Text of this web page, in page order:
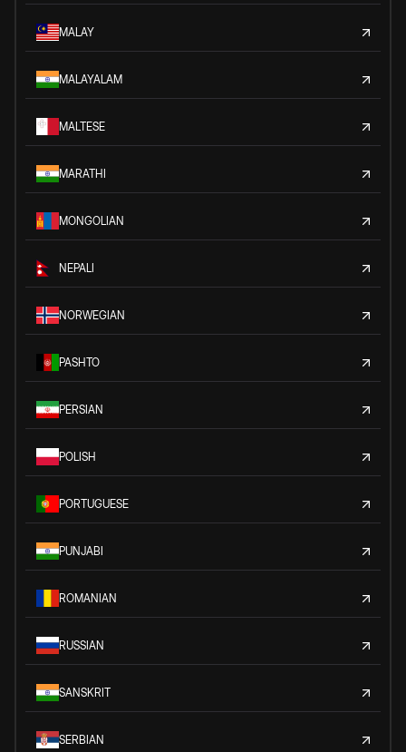
MALAY
MALAYALAM
MALTESE
MARATHI
MONGOLIAN
NEPALI
NORWEGIAN
PASHTO
PERSIAN
POLISH
PORTUGUESE
PUNJABI
ROMANIAN
RUSSIAN
SANSKRIT
SERBIAN